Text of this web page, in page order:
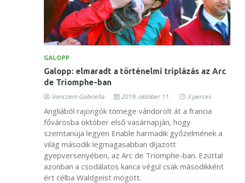
GALOPP
Galopp: elmaradt a történelmi triplázás az Arc
de Triomphe-ban
Vonczem Gabriella 2019. október 11. 3 perces
Angliából rajongók tömege vándorolt át a francia
fővárosba október első vasárnapján, hogy
szemtanúja legyen Enable harmadik győzelmének a
világ második legmagasabban díjazott
gyepversenyében, az Arc de Triomphe-ban. Ezúttal
azonban a csodálatos kanca végül csak másodikként
ért célba Waldgeist mögött.